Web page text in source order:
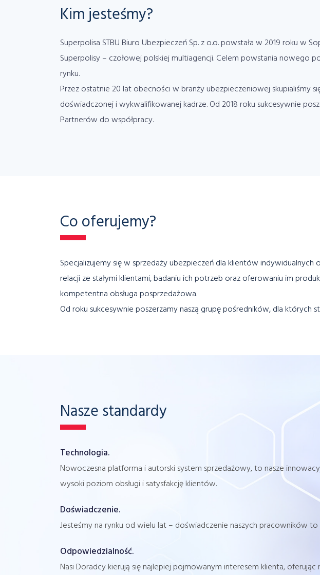
Kim jesteśmy?
Superpolisa STBU Biuro Ubezpieczeń Sp. z o.o. powstała w 2019 roku w
Superpolisy – czołowej polskiej multiagencji. Celem powstania nowego
rynku.
Przez ostatnie 20 lat obecności w branży ubezpieczeniowej skupialiśmy
doświadczonej i wykwalifikowanej kadrze. Od 2018 roku sukcesywnie
Partnerów do współpracy.
Co oferujemy?
Specjalizujemy się w sprzedaży ubezpieczeń dla klientów
relacji ze stałymi klientami, badaniu ich potrzeb oraz oferowaniu im
kompetentna obsługa posprzedażowa.
Od roku sukcesywnie poszerzamy naszą grupę pośredników, dla
Nasze standardy
Technologia.
Nowoczesna platforma i autorski system sprzedażowy, to nasze
wysoki poziom obsługi i satysfakcję klientów.
Doświadczenie.
Jesteśmy na rynku od wielu lat – doświadczenie naszych pracowników to
Odpowiedzialność.
Nasi Doradcy kierują się najlepiej pojmowanym interesem klienta,